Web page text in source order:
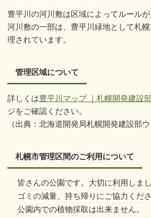
豊平川の河川敷は区域によってルールが
河川敷の一部は、豊平川緑地として札
理されています。
管理区域について
詳しくは豊平川マップ ｜札幌開発建設
ジをご確認ください。
（出典：北海道開発局札幌開発建設部ウ
札幌市管理区間のご利用について
皆さんの公園です。大切に利用しまし
ゴミの減量、持ち帰りにご協力くださ
公園内での植物採取は出来ません。